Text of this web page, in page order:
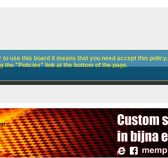
use this board it means that you need accept this policy.
the "Policies" link at the bottom of the page.